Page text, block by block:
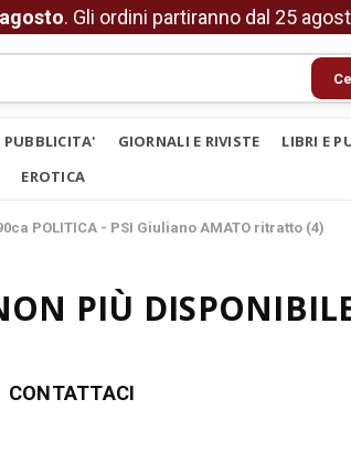
. Gli ordini partiranno dal 25
PUBBLICITA' GIORNALI E RIVISTE LIBRI E
EROTICA
POLITICA - PSI Giuliano AMATO ritratto (4)
PIÙ
CONTATTACI